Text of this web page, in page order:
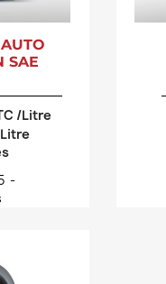
SAE
/Litre
-